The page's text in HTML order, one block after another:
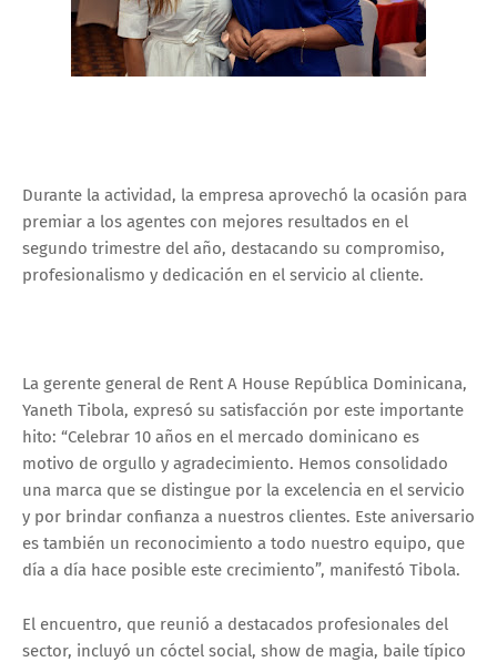
Durante la actividad, la empresa aprovechó la ocasión para
premiar a los agentes con mejores resultados en el
segundo trimestre del año, destacando su compromiso,
profesionalismo y dedicación en el servicio al cliente.
La gerente general de Rent A House República Dominicana,
Yaneth Tibola, expresó su satisfacción por este importante
hito: “Celebrar 10 años en el mercado dominicano es
motivo de orgullo y agradecimiento. Hemos consolidado
una marca que se distingue por la excelencia en el servicio
y por brindar confianza a nuestros clientes. Este aniversario
es también un reconocimiento a todo nuestro equipo, que
día a día hace posible este crecimiento”, manifestó Tibola.
El encuentro, que reunió a destacados profesionales del
sector, incluyó un cóctel social, show de magia, baile típico